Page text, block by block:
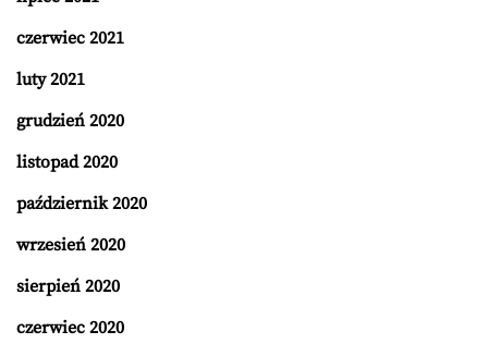
czerwiec 2021
luty 2021
grudzień 2020
listopad 2020
październik 2020
wrzesień 2020
sierpień 2020
czerwiec 2020